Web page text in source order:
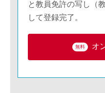
と教員免許の写し（
して登録完了。
無料 オ